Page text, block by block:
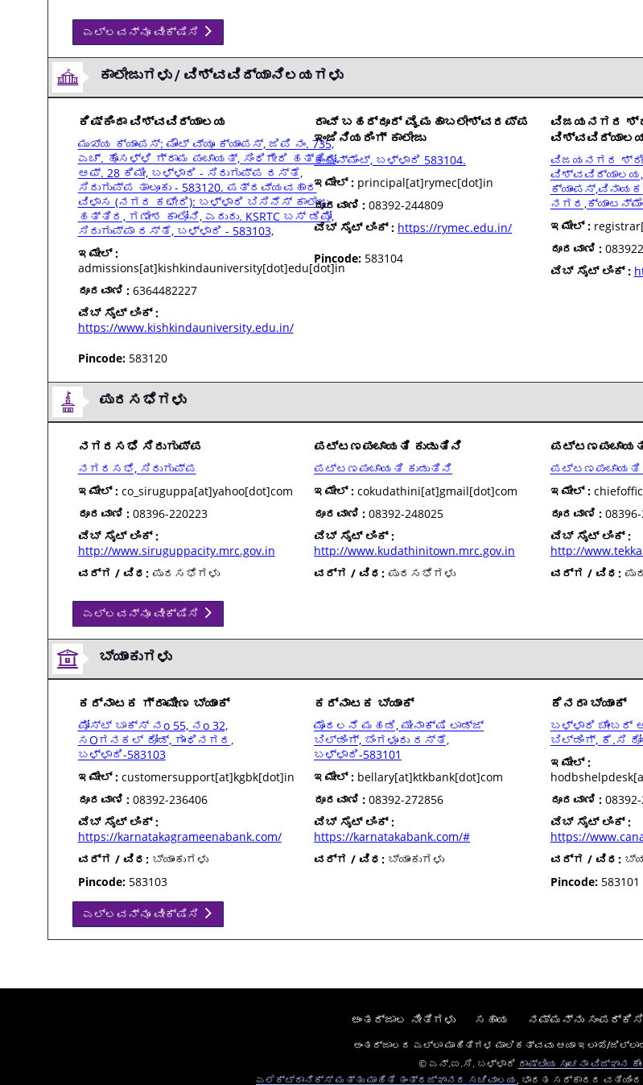
ಎಲ್ಲವನ್ನೂ ವೀಕ್ಷಿಸಿ
ಕಾಲೇಜುಗಳು / ವಿಶ್ವವಿದ್ಯಾನಿಲಯಗಳು
ಕಿಷ್ಕಿಂದಾ ವಿಶ್ವವಿದ್ಯಾಲಯ
ಮುಖ್ಯ ಕ್ಯಾಂಪಸ್: ಮೌಂಟ್ ವ್ಯೂ ಕ್ಯಾಂಪಸ್, ಜಿಪಿ ನಂ. 735,
ಎಚ್. ಹೊಸಳ್ಳಿ ಗ್ರಾಮ ಪಂಚಾಯತ್, ಸಿಂಧಿಗೇರಿ ಹತ್ತಿರ,
ಆಫ್. 28 ಕಿಮೀ, ಬಳ್ಳಾರಿ - ಸಿರುಗುಪ್ಪ ರಸ್ತೆ,
ಸಿರುಗುಪ್ಪ ತಾಲೂಕು - 583120. ಪತ್ರವ್ಯವಹಾರ
ವಿಳಾಸ (ನಗರ ಕಛೇರಿ): ಬಳ್ಳಾರಿ ಬಿಸಿನೆಸ್ ಕಾಲೇಜು
ಹತ್ತಿರ, ಗಣೇಶ ಕಾಲೋನಿ, ಎದುರು. KSRTC ಬಸ್ ಡಿಪೋ,
ಸಿರುಗುಪ್ಪಾ ರಸ್ತೆ, ಬಳ್ಳಾರಿ - 583103,
ಇಮೇಲ್ :
admissions[at]kishkindauniversity[dot]edu[dot]in
ದೂರವಾಣಿ :6364482227
ವೆಬ್ ಸೈಟ್ ಲಿಂಕ್ :
https://www.kishkindauniversity.edu.in/
Pincode:583120
ರಾವ್ ಬಹದ್ದೂರ್ ವೈ.ಮಹಾಬಲೇಶ್ವರಪ್ಪ
ಇಂಜಿನಿಯರಿಂಗ್ ಕಾಲೇಜು
ಕಂಟೋನ್ಮೆಂಟ್, ಬಳ್ಳಾರಿ 583104.
ಇಮೇಲ್ : principal[at]rymec[dot]in
ದೂರವಾಣಿ : 08392-244809
ವೆಬ್ ಸೈಟ್ ಲಿಂಕ್ : https://rymec.edu.in/
Pincode: 583104
ವಿಜಯನಗರ ಶ್ರೀ
ವಿಜಯನಗರ ಶ್ರೀ
ವಿಶ್ವವಿದ್ಯಾಲಯ,
ಕ್ಯಾಂಪಸ್,ವಿನಾಯಕ
ಇಮೇಲ್ :
ದೂರವಾಣಿ :
ವೆಬ್ ಸೈಟ್ ಲಿಂಕ್ :
ಪುರಸಭೆಗಳು
ನಗರಸಭೆ ಸಿರುಗುಪ್ಪ
ನಗರಸಭೆ, ಸಿರುಗುಪ್ಪ
ಇಮೇಲ್ :co_siruguppa[at]yahoo[dot]com
ದೂರವಾಣಿ :08396-220223
ವೆಬ್ ಸೈಟ್ ಲಿಂಕ್ :
http://www.siruguppacity.mrc.gov.in
ವರ್ಗ / ವಿಧ:ಪುರಸಭೆಗಳು
ಪಟ್ಟಣಪಂಚಾಯತಿ ಕುಡುತಿನಿ
ಪಟ್ಟಣಪಂಚಾಯತಿ ಕುಡುತಿನಿ
ಇಮೇಲ್ : cokudathini[at]gmail[dot]com
ದೂರವಾಣಿ : 08392-248025
ವೆಬ್ ಸೈಟ್ ಲಿಂಕ್ :
http://www.kudathinitown.mrc.gov.in
ವರ್ಗ / ವಿಧ: ಪುರಸಭೆಗಳು
ಇಮೇಲ್ :
ದೂರವಾಣಿ :08396-
ವೆಬ್ ಸೈಟ್ ಲಿಂಕ್ :
http://
ವರ್ಗ / ವಿಧ:
ಎಲ್ಲವನ್ನೂ ವೀಕ್ಷಿಸಿ
ಬ್ಯಾಂಕುಗಳು
ಕರ್ನಾಟಕ ಗ್ರಾಮೀಣ ಬ್ಯಾಂಕ್
ಪೋಸ್ಟ್ ಬಾಕ್ಸ್ ನo 55, ನo 32,
ಸOಗನಕಲ್ ರೋಡ್, ಗಾಂಧಿನಗರ,
ಬಳ್ಳಾರಿ-583103
ಇಮೇಲ್ :customersupport[at]kgbk[dot]in
ದೂರವಾಣಿ :08392-236406
ವೆಬ್ ಸೈಟ್ ಲಿಂಕ್ :
https://karnatakagrameenabank.com/
ವರ್ಗ / ವಿಧ:ಬ್ಯಾಂಕುಗಳು
Pincode:583103
ಕರ್ನಾಟಕ ಬ್ಯಾಂಕ್
ಮೊದಲನೆ ಮಹಡಿ, ಮೀನಾಕ್ಷಿ ಲಾಡ್ಜ್
ಬಿಲ್ಡಿಂಗ್, ಬೆಂಗಳೂರು ರಸ್ತೆ,
ಬಳ್ಳಾರಿ-583101
ಇಮೇಲ್ : bellary[at]ktkbank[dot]com
ದೂರವಾಣಿ : 08392-272856
ವೆಬ್ ಸೈಟ್ ಲಿಂಕ್ :
https://karnatakabank.com/#
ವರ್ಗ / ವಿಧ: ಬ್ಯಾಂಕುಗಳು
ಕೆನರಾ ಬ್ಯಾಂಕ್
ಬಳ್ಳಾರಿ ಚೇಂಬರ್
ಬಿಲ್ಡಿಂಗ್, ಕೆ.ಸಿ
ಇಮೇಲ್ :
ದೂರವಾಣಿ :08392-
ವೆಬ್ ಸೈಟ್ ಲಿಂಕ್ :
https://
ವರ್ಗ / ವಿಧ:
Pincode:583101
ಎಲ್ಲವನ್ನೂ ವೀಕ್ಷಿಸಿ
ಅಂತರ್ಜಾಲ ನೀತಿಗಳು ಸಹಾಯ ನಮ್ಮನ್ನು ಸಂಪರ್ಕಿಸಿ
ಅಂತರ್ಜಾಲದ ಎಲ್ಲಾ ಮಾಹಿತಿಗಳ ಮಾಲಿಕತ್ವವು ಆಯಾ ಇಲಾಖೆ/
© ಎನ್.ಐ.ಸಿ. ಬಳ್ಳಾರಿ ರಾಷ್ಟೀಯ ಸೂಚನಾ ವಿಜ್ಞಾನ
ಎಲೆಕ್ಟ್ರಾನಿಕ್ಸ್ ಮತ್ತು ಮಾಹಿತಿ ತಂತ್ರಜ್ಞಾನದ ಸಚಿವಾಲಯ , ಭಾರತ ಸರ್ಕಾರದ